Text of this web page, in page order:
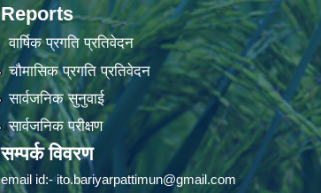
Reports
वार्षिक प्रगति प्रतिवेदन
चौमासिक प्रगति प्रतिवेदन
सार्वजनिक सुनुवाई
सार्वजनिक परीक्षण
सम्पर्क विवरण
email id:-ito.bariyarpattimun@gmail.com